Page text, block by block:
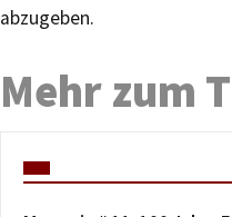
abzugeben.
Mehr zum